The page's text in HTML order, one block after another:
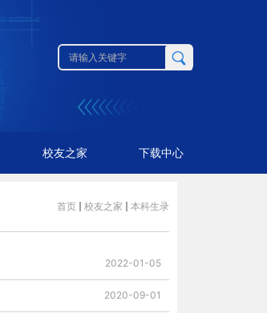
校友之家 下载中心
首页 校友之家 本科生录
2022-01-05
2020-09-01